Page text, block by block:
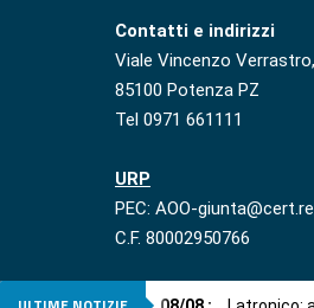
Contatti e indirizzi
Viale Vincenzo
85100 Potenza PZ
Tel 0971 661111
URP
PEC: AOO-
C.F. 80002950766